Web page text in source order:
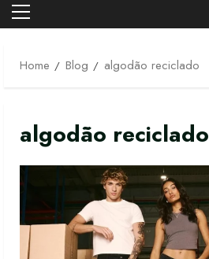
Primary
Home
Blog algodão reciclado
algodão reciclado